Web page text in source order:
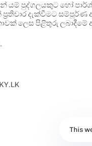
යම් පුද්ගලයකුට හෝ
දැක්වීමට සම්පූර්ණ
ලෙස පිළිතුරු ලබාදීමේ
This